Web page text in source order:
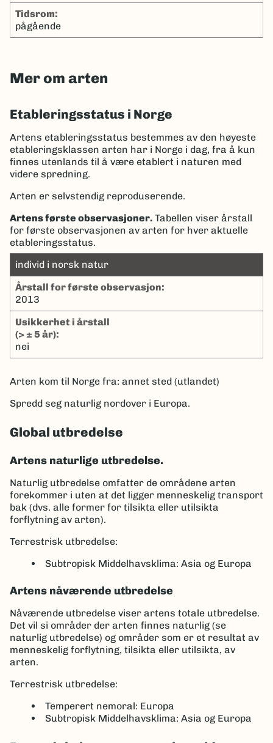
tidsrom:
pågående
Mer om arten
Etableringsstatus i Norge
Artens etableringsstatus bestemmes av den høyeste
etableringsklassen arten har i Norge i dag, fra å kun
finnes utenlands til å være etablert i naturen med
videre spredning.
Arten er selvstendig reproduserende.
Artens første observasjoner. Tabellen viser årstall
for første observasjonen av arten for hver aktuelle
etableringsstatus.
individ i norsk natur
Årstall for første observasjon:
2013
Usikkerhet i årstall
(> ± 5 år):
nei
Arten kom til Norge fra: annet sted (utlandet)
Spredd seg naturlig nordover i Europa.
Global utbredelse
Artens naturlige utbredelse.
Naturlig utbredelse omfatter de områdene arten
forekommer i uten at det ligger menneskelig transport
bak (dvs. alle former for tilsikta eller utilsikta
forflytning av arten).
Terrestrisk utbredelse:
Subtropisk Middelhavsklima: Asia og Europa
Artens nåværende utbredelse
Nåværende utbredelse viser artens totale utbredelse.
Det vil si områder der arten finnes naturlig (se
naturlig utbredelse) og områder som er et resultat av
menneskelig forflytning, tilsikta eller utilsikta, av
arten.
Terrestrisk utbredelse:
Temperert nemoral: Europa
Subtropisk Middelhavsklima: Asia og Europa